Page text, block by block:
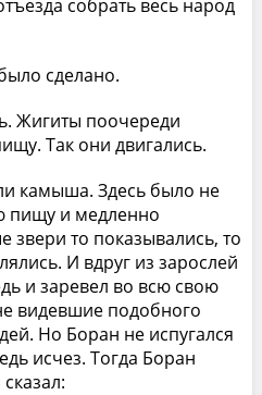
собрать весь народ
сделано.
Жигиты поочереди
Так они двигались.
камыша. Здесь было не
пищу и медленно
звери то показывались, то
И вдруг из зарослей
и заревел во всю свою
видевшие подобного
Но Боран не испугался
исчез. Тогда Боран